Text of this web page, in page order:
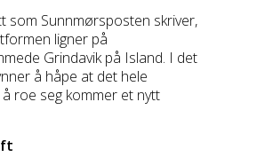
som Sunnmørsposten skriver,
ligner på
Grindavik på Island. I det
å håpe at det hele
roe seg kommer et nytt